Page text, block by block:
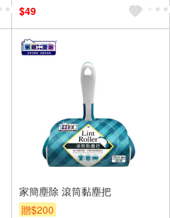
$49
家簡塵除 滾筒黏塵把
贈$200